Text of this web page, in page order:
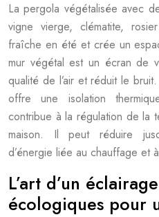
La pergola végétalisée avec
vigne vierge, clématite,
fraîche en été et crée un
mur végétal est un écran de
qualité de l’air et réduit le
offre une isolation
contribue à la régulation de la
maison. Il peut réduire
d’énergie liée au chauffage et
L’art d’un
écologiques pour